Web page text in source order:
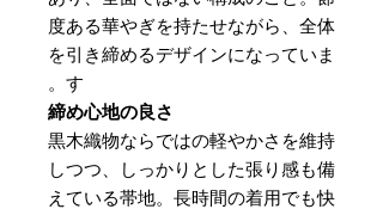
度ある華やぎを持たせながら、全体
を引き締めるデザインになっていま
す。
締め心地の良さ
黒木織物ならではの軽やかさを維持
しつつ、しっかりとした張り感も備
えている帯地。長時間の着用でも快